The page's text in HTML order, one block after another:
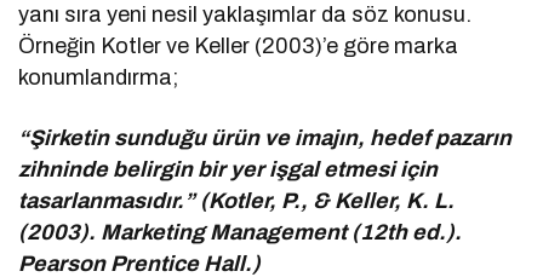
yanı sıra yeni nesil yaklaşımlar da söz konusu.
Örneğin Kotler ve Keller (2003)’e göre marka
konumlandırma;
“Şirketin sunduğu ürün ve imajın, hedef pazarın
zihninde belirgin bir yer işgal etmesi için
tasarlanmasıdır.” (Kotler, P., & Keller, K. L.
(2003). Marketing Management (12th ed.).
Pearson Prentice Hall.)